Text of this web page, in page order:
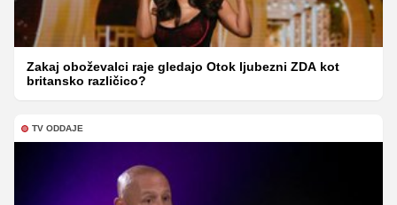
Zakaj oboževalci raje gledajo Otok ljubezni ZDA kot
britansko različico?
TV ODDAJE